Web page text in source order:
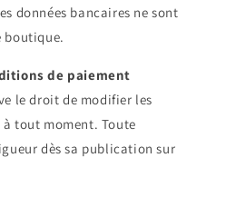
données bancaires ne sont
boutique.
de paiement
le droit de modifier les
tout moment. Toute
dès sa publication sur